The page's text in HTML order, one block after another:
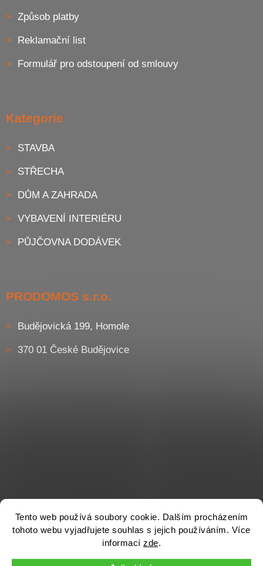
Tento web používá soubory cookie. Dalším procházením
tohoto webu vyjadřujete souhlas s jejich používáním. Více
informací zde.
Způsob platby
Reklamační list
Formulář pro odstoupení od smlouvy
Kategorie
STAVBA
STŘECHA
DŮM A ZAHRADA
VYBAVENÍ INTERIÉRU
PŮJČOVNA DODÁVEK
PRODOMOS s.r.o.
Budějovická 199, Homole
370 01 České Budějovice